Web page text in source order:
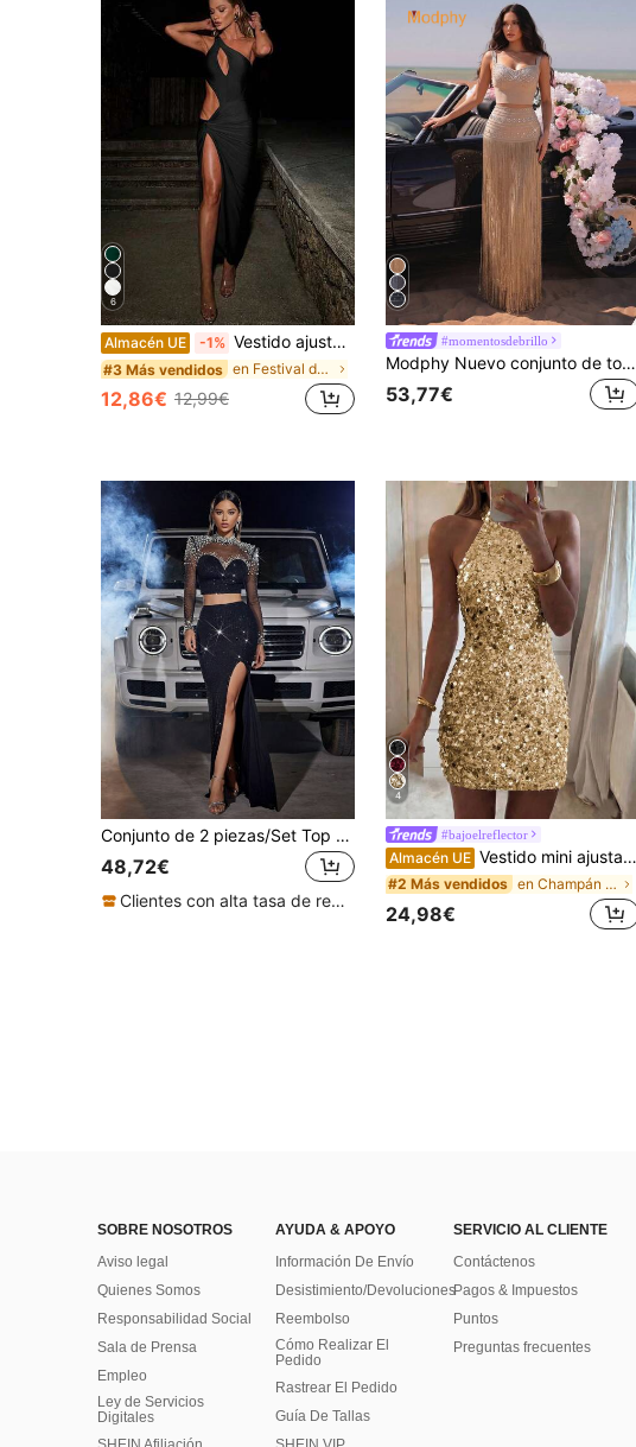
6
Almacén UE -1% Vestido ajustado elegante de unicolor con abertura alta asimétrica y calado para mujer - Otoño
#3 Más vendidos en Festival de música Ropa de fiesta para mujer
12,86€ 12,99€
#momentosdebrillo
Modphy Nuevo conjunto de top corto sin mangas y espalda descubierta con flecos color caqui y falda larga ajustada tipo vendaje, elegante vestido de noche formal para mujer, fiesta, boda, otoño
53,77€
Conjunto de 2 piezas/Set Top corto transparente con lentejuelas brillantes y falda larga con abertura de lentejuelas, vestido de fiesta negro para primavera, boda y otoño
48,72€
Clientes con alta tasa de repetición
4
#bajoelreflector
Almacén UE Vestido mini ajustado de mujer Unadoll para otoño, color champán con lentejuelas, cuello halter y espalda descubierta, para boda y fiesta
#2 Más vendidos en Champán Vestidos De Cóctel Para Mujer
24,98€
SOBRE NOSOTROS
Aviso legal
Quienes Somos
Responsabilidad Social
Sala de Prensa
Empleo
Ley de Servicios
Digitales
AYUDA & APOYO
Información De Envío
Desistimiento/Devoluciones
Reembolso
Cómo Realizar El
Pedido
Rastrear El Pedido
Guía De Tallas
SERVICIO AL CLIENTE
Contáctenos
Pagos & Impuestos
Puntos
Preguntas frecuentes